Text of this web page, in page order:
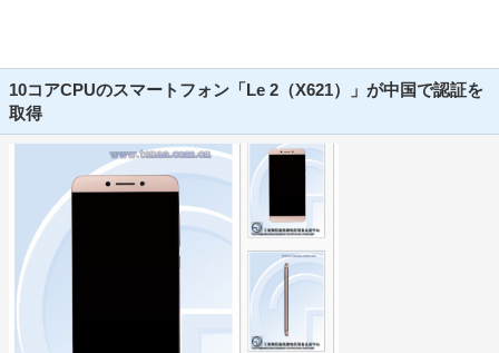
10コアCPUのスマートフォン「Le 2（X621）」が中国で認証を
取得